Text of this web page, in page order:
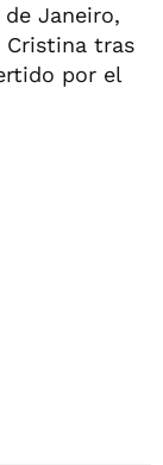
Janeiro,
Cristina tras
por el